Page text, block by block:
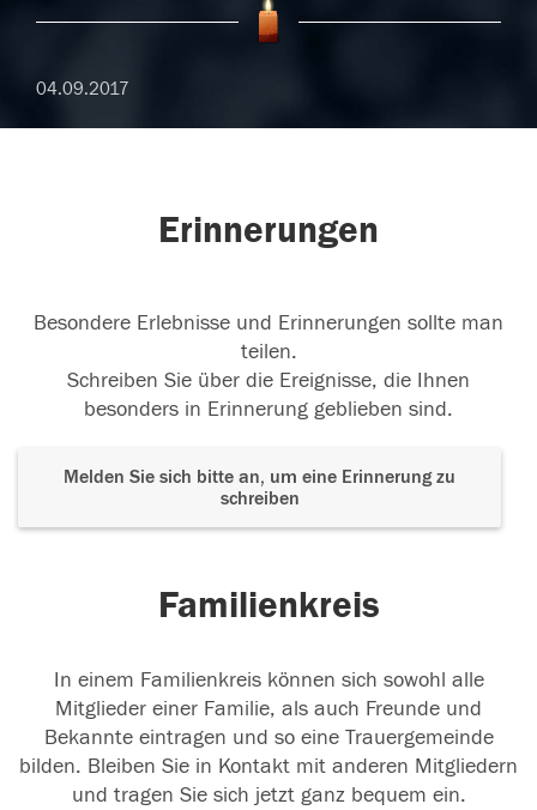
04.09.2017
Erinnerungen
Besondere Erlebnisse und Erinnerungen sollte man
teilen.
Schreiben Sie über die Ereignisse, die Ihnen
besonders in Erinnerung geblieben sind.
Melden Sie sich bitte an, um eine Erinnerung zu
schreiben
Familienkreis
In einem Familienkreis können sich sowohl alle
Mitglieder einer Familie, als auch Freunde und
Bekannte eintragen und so eine Trauergemeinde
bilden. Bleiben Sie in Kontakt mit anderen Mitgliedern
und tragen Sie sich jetzt ganz bequem ein.